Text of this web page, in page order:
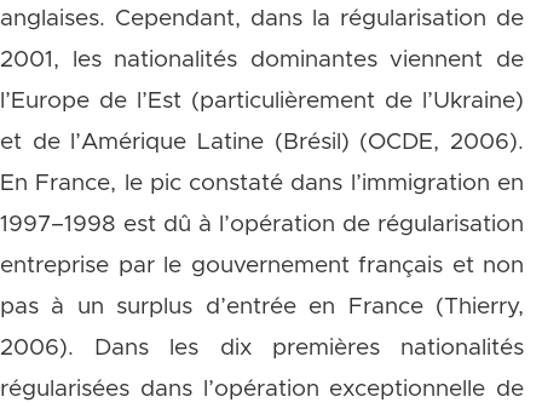
anglaises. Cependant, dans la régularisation de
2001, les nationalités dominantes viennent de
l’Europe de l’Est (particulièrement de l’Ukraine)
et de l’Amérique Latine (Brésil) (OCDE, 2006).
En France, le pic constaté dans l’immigration en
1997–1998 est dû à l’opération de régularisation
entreprise par le gouvernement français et non
pas à un surplus d’entrée en France (Thierry,
2006). Dans les dix premières nationalités
régularisées dans l’opération exceptionnelle de